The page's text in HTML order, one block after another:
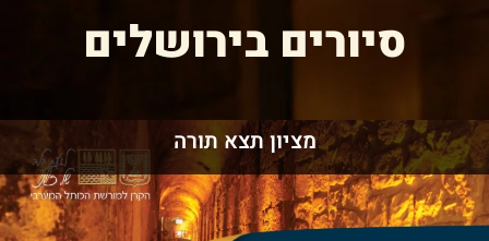
סיורים בירושלים
מציון תצא תורה